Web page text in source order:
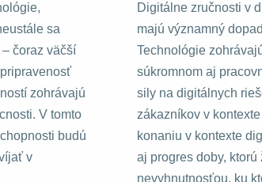
sa
čoraz väčší
zohrávajú
V tomto
budú
v
Digitálne zručnosti v
majú významný
Technológie
súkromnom aj
sily na digitálnych
zákazníkov v
konaniu v kontexte
aj progres doby,
nevyhnutnosťou, ku